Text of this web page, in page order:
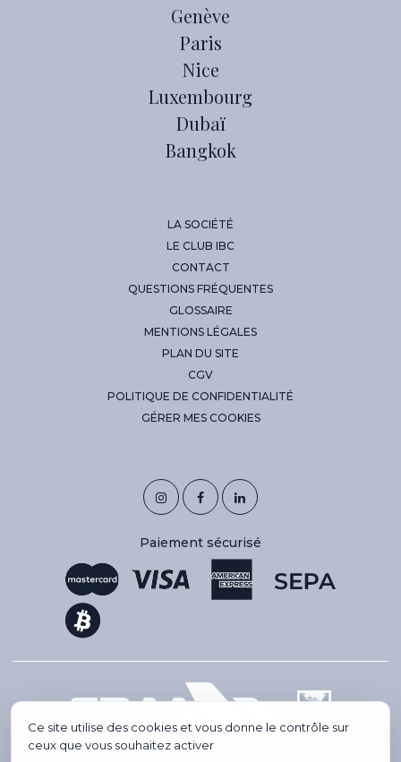
Genève
Paris
Nice
Luxembourg
Dubaï
Bangkok
LA SOCIÉTÉ
LE CLUB IBC
CONTACT
QUESTIONS FRÉQUENTES
GLOSSAIRE
MENTIONS LÉGALES
PLAN DU SITE
CGV
POLITIQUE DE CONFIDENTIALITÉ
GÉRER MES COOKIES
Paiement sécurisé
Ce site utilise des cookies et vous donne le contrôle sur
ceux que vous souhaitez activer